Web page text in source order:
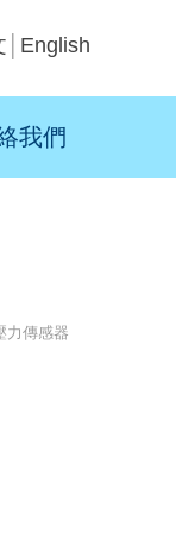
English
我們
力傳感器